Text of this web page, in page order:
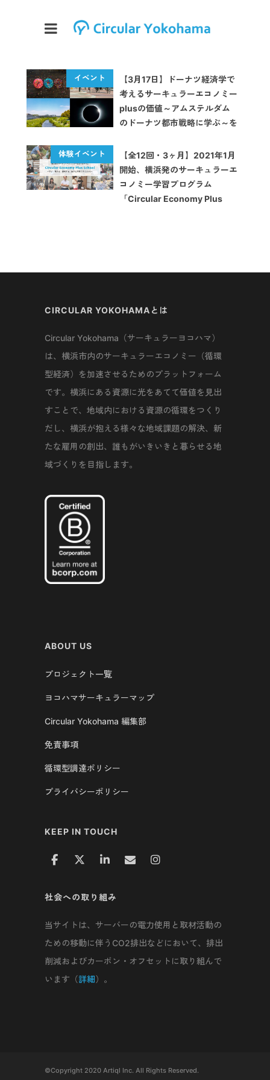
【3月17日】ドーナツ経済学で
考えるサーキュラーエコノミー
plusの価値～アムステルダム
のドーナツ都市戦略に学ぶ～を
【全12回・3ヶ月】2021年1月
開始、横浜発のサーキュラーエ
コノミー学習プログラム
「Circular Economy Plus
CIRCULAR YOKOHAMAとは
Circular Yokohama（サーキュラーヨコハマ）
は、横浜市内のサーキュラーエコノミー（循環
型経済）を加速させるためのプラットフォーム
です。横浜にある資源に光をあてて価値を見出
すことで、地域内における資源の循環をつくり
だし、横浜が抱える様々な地域課題の解決、新
たな雇用の創出、誰もがいきいきと暮らせる地
域づくりを目指します。
ABOUT US
プロジェクト一覧
ヨコハマサーキュラーマップ
Circular Yokohama 編集部
免責事項
循環型調達ポリシー
プライバシーポリシー
KEEP IN TOUCH
社会への取り組み
当サイトは、サーバーの電力使用と取材活動の
ための移動に伴うCO2排出などにおいて、排出
削減およびカーボン・オフセットに取り組んで
います（詳細）。
©Copyright 2020 Artiql Inc. All Rights Reserved.